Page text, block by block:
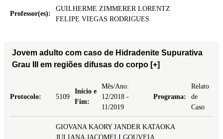
Professor(es):
GUILHERME ZIMMERER LORENTZ
FELIPE VIEGAS RODRIGUES
Jovem adulto com caso de Hidradenite Supurativa
Grau III em regiões difusas do corpo [+]
Protocolo: 5109
Início e
Fim:
Mês/Ano:
12/2018 -
11/2019
Programa:
Relato
de
Caso
GIOVANA KAORY JANDER KATAOKA
JULIANA JACOMELI GOUVEIA